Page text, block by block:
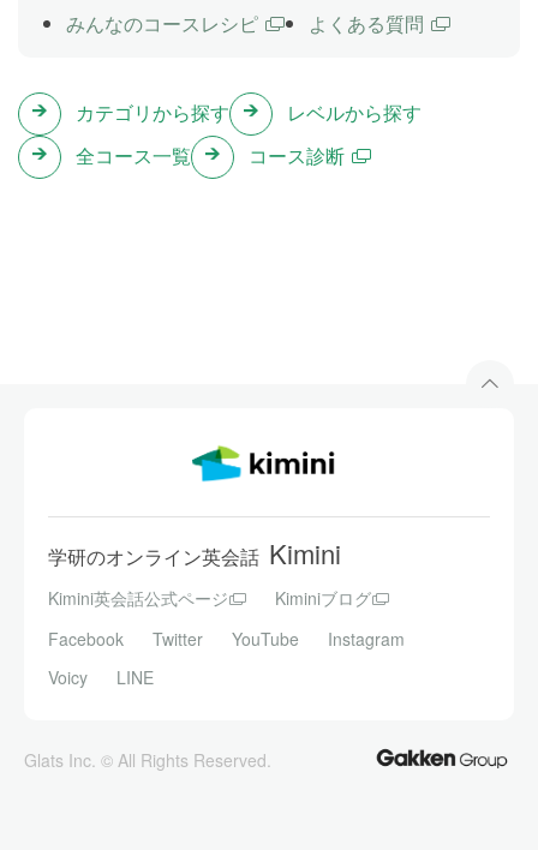
Lesson 9 テスト
Lesson 10 経験のあることについて伝えよう
経験したことがあるかどうかをたずねたり、「一度も
ことのないことについて伝えられるようになります。
Lesson 12 リーディング
Kaoru and Jim are talking about their experiences. Jim
has a plan to visit Osaka in the future.
Lesson 13 テスト
みんなのコースレシピ
よくある質問
カテゴリから探す
レベルから探す
全コース一覧
コース診断
学研のオンライン英会話 Kimini
Kimini英会話公式ページ
Kiminiブログ
Facebook
Twitter YouTube
Instagram
Voicy
LINE
Glats Inc. © All Rights Reserved.